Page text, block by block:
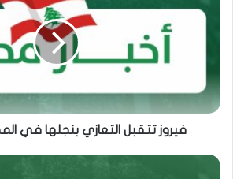
فيروز تتقبل التعازي بنجلها في